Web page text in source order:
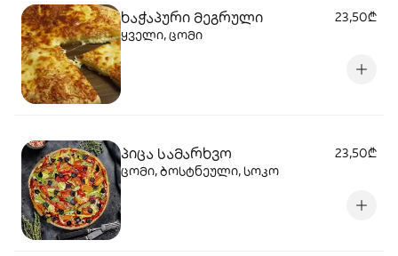
ხაჭაპური მეგრული
23,50₾
ყველი, ცომი
პიცა სამარხვო
23,50₾
ცომი, ბოსტნეული, სოკო